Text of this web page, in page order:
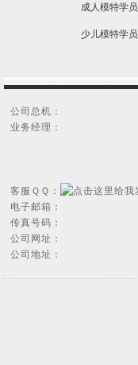
成人模特学员
少儿模特学员
公司总机：
业务经理：
客服ＱＱ：
电子邮箱：
传真号码：
公司网址：
公司地址：